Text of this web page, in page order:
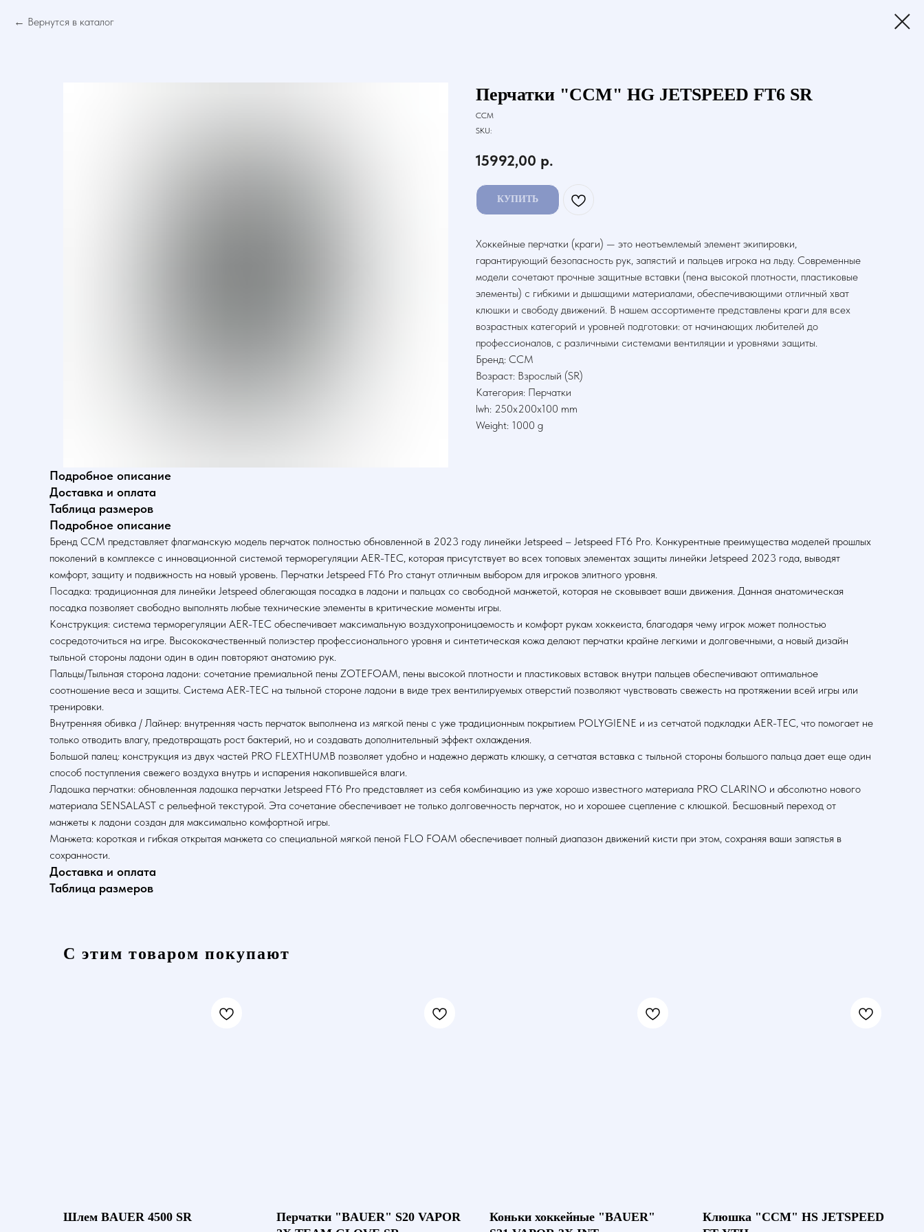
Вернутся в каталог
Перчатки "CCM" HG JETSPEED FT6 SR
CCM
SKU:
15992,00 р.
КУПИТЬ
Хоккейные перчатки (краги) — это неотъемлемый элемент экипировки,
гарантирующий безопасность рук, запястий и пальцев игрока на льду. Современные
модели сочетают прочные защитные вставки (пена высокой плотности, пластиковые
элементы) с гибкими и дышащими материалами, обеспечивающими отличный хват
клюшки и свободу движений. В нашем ассортименте представлены краги для всех
возрастных категорий и уровней подготовки: от начинающих любителей до
профессионалов, с различными системами вентиляции и уровнями защиты.
Бренд: CCM
Возраст: Взрослый (SR)
Категория: Перчатки
lwh: 250x200x100 mm
Weight: 1000 g
Подробное описание
Доставка и оплата
Таблица размеров
Подробное описание
Бренд CCM представляет флагманскую модель перчаток полностью обновленной в 2023 году линейки Jetspeed – Jetspeed FT6 Pro. Конкурентные преимущества моделей прошлых
поколений в комплексе с инновационной системой терморегуляции AER-TEC, которая присутствует во всех топовых элементах защиты линейки Jetspeed 2023 года, выводят
комфорт, защиту и подвижность на новый уровень. Перчатки Jetspeed FT6 Pro станут отличным выбором для игроков элитного уровня.
Посадка: традиционная для линейки Jetspeed облегающая посадка в ладони и пальцах со свободной манжетой, которая не сковывает ваши движения. Данная анатомическая
посадка позволяет свободно выполнять любые технические элементы в критические моменты игры.
Конструкция: система терморегуляции AER-TEC обеспечивает максимальную воздухопроницаемость и комфорт рукам хоккеиста, благодаря чему игрок может полностью
сосредоточиться на игре. Высококачественный полиэстер профессионального уровня и синтетическая кожа делают перчатки крайне легкими и долговечными, а новый дизайн
тыльной стороны ладони один в один повторяют анатомию рук.
Пальцы/Тыльная сторона ладони: сочетание премиальной пены ZOTEFOAM, пены высокой плотности и пластиковых вставок внутри пальцев обеспечивают оптимальное
соотношение веса и защиты. Система AER-TEC на тыльной стороне ладони в виде трех вентилируемых отверстий позволяют чувствовать свежесть на протяжении всей игры или
тренировки.
Внутренняя обивка / Лайнер: внутренняя часть перчаток выполнена из мягкой пены с уже традиционным покрытием POLYGIENE и из сетчатой подкладки AER-TEC, что помогает не
только отводить влагу, предотвращать рост бактерий, но и создавать дополнительный эффект охлаждения.
Большой палец: конструкция из двух частей PRO FLEXTHUMB позволяет удобно и надежно держать клюшку, а сетчатая вставка с тыльной стороны большого пальца дает еще один
способ поступления свежего воздуха внутрь и испарения накопившейся влаги.
Ладошка перчатки: обновленная ладошка перчатки Jetspeed FT6 Pro представляет из себя комбинацию из уже хорошо известного материала PRO CLARINO и абсолютно нового
материала SENSALAST с рельефной текстурой. Эта сочетание обеспечивает не только долговечность перчаток, но и хорошее сцепление с клюшкой. Бесшовный переход от
манжеты к ладони создан для максимально комфортной игры.
Манжета: короткая и гибкая открытая манжета со специальной мягкой пеной FLO FOAM обеспечивает полный диапазон движений кисти при этом, сохраняя ваши запястья в
сохранности.
Доставка и оплата
Таблица размеров
С этим товаром покупают
Шлем BAUER 4500 SR
Перчатки "BAUER" S20 VAPOR
Коньки хоккейные "BAUER"
Клюшка "CCM" HS JETSPEED